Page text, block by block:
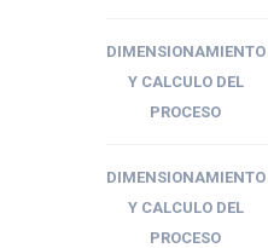
DIMENSIONAMIENTO
Y CALCULO DEL
PROCESO
DIMENSIONAMIENTO
Y CALCULO DEL
PROCESO